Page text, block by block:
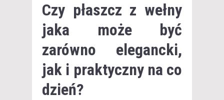
Czy płaszcz z wełny
jaka może być
zarówno elegancki,
jak i praktyczny na co
dzień?